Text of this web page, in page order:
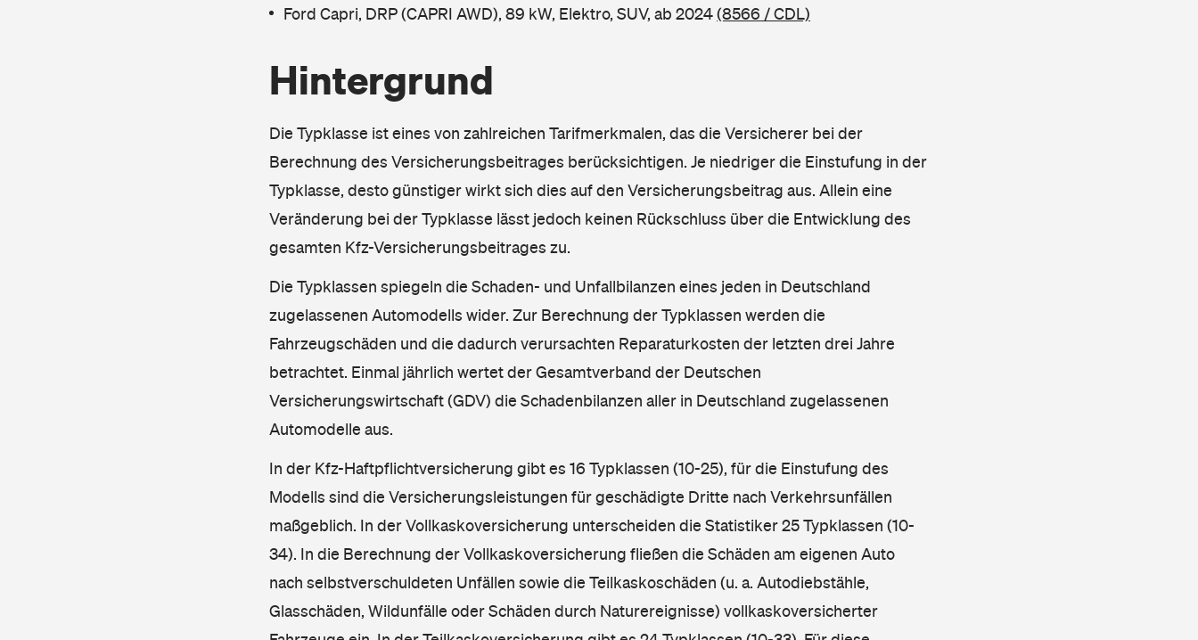
Ford Capri, DRP (CAPRI AWD), 89 kW, Elektro, SUV, ab 2024(8566 / CDL)
Hintergrund
Die Typklasse ist eines von zahlreichen Tarifmerkmalen, das die Versicherer bei der
Berechnung des Versicherungsbeitrages berücksichtigen. Je niedriger die Einstufung in der
Typklasse, desto günstiger wirkt sich dies auf den Versicherungsbeitrag aus. Allein eine
Veränderung bei der Typklasse lässt jedoch keinen Rückschluss über die Entwicklung des
gesamten Kfz-Versicherungsbeitrages zu.
Die Typklassen spiegeln die Schaden- und Unfallbilanzen eines jeden in Deutschland
zugelassenen Automodells wider. Zur Berechnung der Typklassen werden die
Fahrzeugschäden und die dadurch verursachten Reparaturkosten der letzten drei Jahre
betrachtet. Einmal jährlich wertet der Gesamtverband der Deutschen
Versicherungswirtschaft (GDV) die Schadenbilanzen aller in Deutschland zugelassenen
Automodelle aus.
In der Kfz-Haftpflichtversicherung gibt es 16 Typklassen (10-25), für die Einstufung des
Modells sind die Versicherungsleistungen für geschädigte Dritte nach Verkehrsunfällen
maßgeblich. In der Vollkaskoversicherung unterscheiden die Statistiker 25 Typklassen (10-
34). In die Berechnung der Vollkaskoversicherung fließen die Schäden am eigenen Auto
nach selbstverschuldeten Unfällen sowie die Teilkaskoschäden (u. a. Autodiebstähle,
Glasschäden, Wildunfälle oder Schäden durch Naturereignisse) vollkaskoversicherter